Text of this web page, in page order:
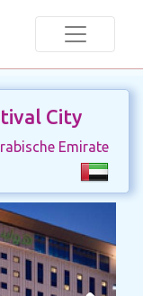
City
Emirate